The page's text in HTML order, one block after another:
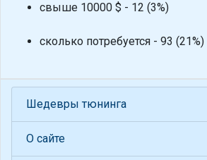
свыше 10000 $ - 12 (3%)
сколько потребуется - 93 (21%)
Шедевры тюнинга
О сайте